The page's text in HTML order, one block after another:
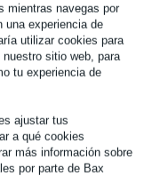
mientras navegas por
una experiencia de
utilizar cookies para
sitio web, para
tu experiencia de
ajustar tus
a qué cookies
más información sobre
por parte de Bax